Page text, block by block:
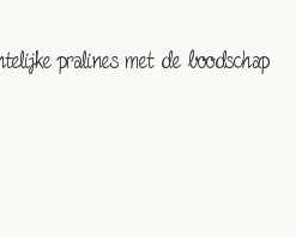
pralines met de boodschap